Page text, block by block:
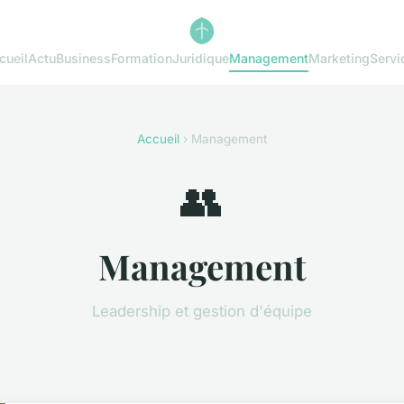
ActuBusinessFormationJuridiqueManagementMarketing
Accueil › Management
👥
Management
Leadership et gestion d'équipe